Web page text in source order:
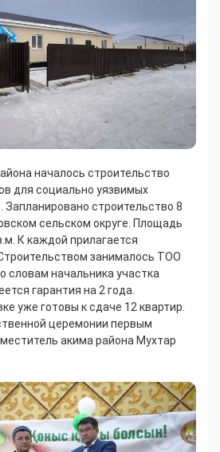
началось строительство
для социально уязвимых
Запланировано строительство 8
сельском округе. Площадь
К каждой прилагается
занималось ТОО
словам начальника участка
гарантия на 2 года.
уже готовы к сдаче 12 квартир.
церемонии первым
акима района Мухтар